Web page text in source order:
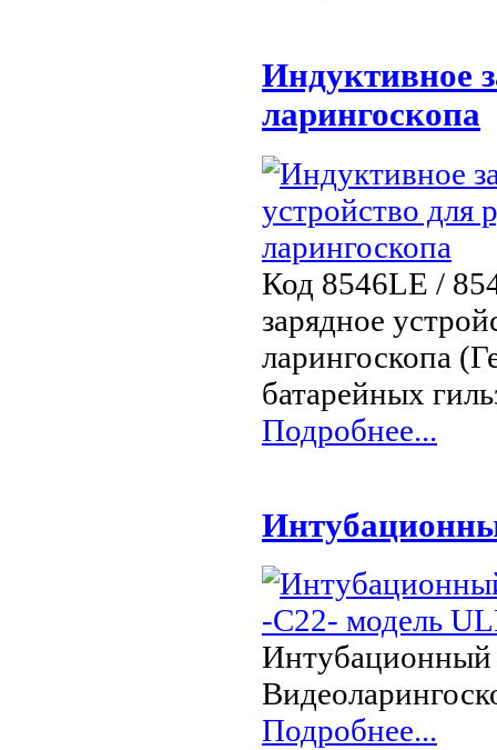
Индуктивное
ларингоскопа
Код 8546LE /
зарядное
ларингоскопа
батарейных
Подробнее...
Интубационный
Подробнее...